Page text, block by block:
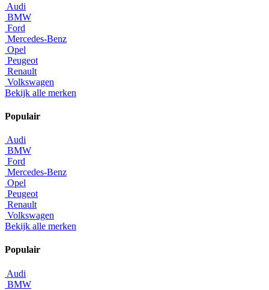
Audi
BMW
Ford
Mercedes-Benz
Opel
Peugeot
Renault
Volkswagen
Bekijk alle merken
Populair
Audi
BMW
Ford
Mercedes-Benz
Opel
Peugeot
Renault
Volkswagen
Bekijk alle merken
Populair
Audi
BMW